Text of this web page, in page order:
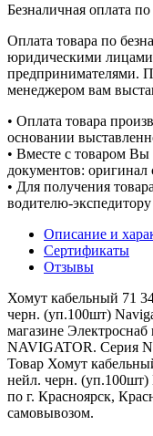
Безналичная оплата по
Оплата товара по
юридическими
предпринимателями.
менеджером вам
• Оплата товара
основании
• Вместе с товаром
документов: оригинал
• Для получения
водителю-
Описание и
Сертификаты
Отзывы
Хомут кабельный 71
черн. (уп.100шт)
магазине
NAVIGATOR. Серия
Товар Хомут
нейл. черн. (уп.100шт)
по г. Красноярск,
самовывозом.